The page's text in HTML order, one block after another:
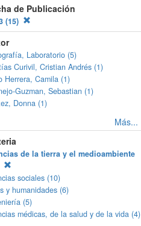
de Publicación
(15)
Laboratorio (5)
Curivil, Cristian Andrés (1)
Herrera, Camila (1)
Guzman, Sebastian (1)
Donna (1)
Más...
de la tierra y el medioambiente
sociales (10)
y humanidades (6)
(5)
médicas, de la salud y de la vida (4)